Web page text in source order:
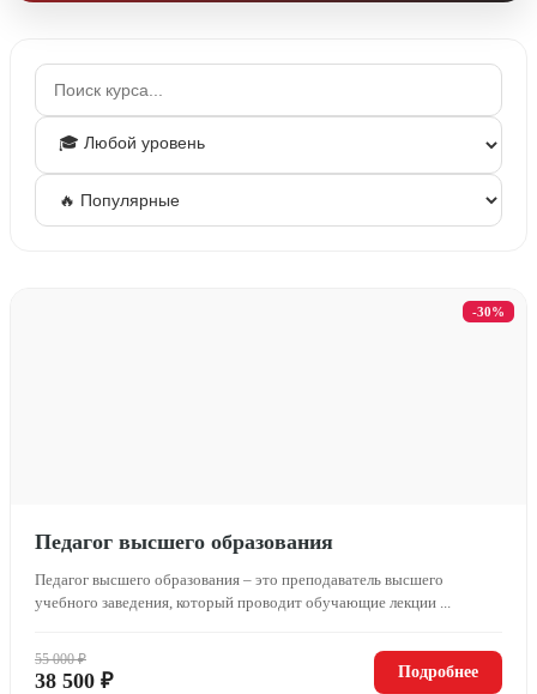
-30%
Педагог высшего образования
Педагог высшего образования – это преподаватель высшего
учебного заведения, который проводит обучающие лекции ...
55 000 ₽
38 500 ₽ Подробнее